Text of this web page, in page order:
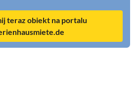
teraz obiekt na portalu